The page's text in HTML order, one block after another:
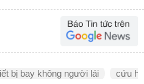
bị bay không người lái cứu